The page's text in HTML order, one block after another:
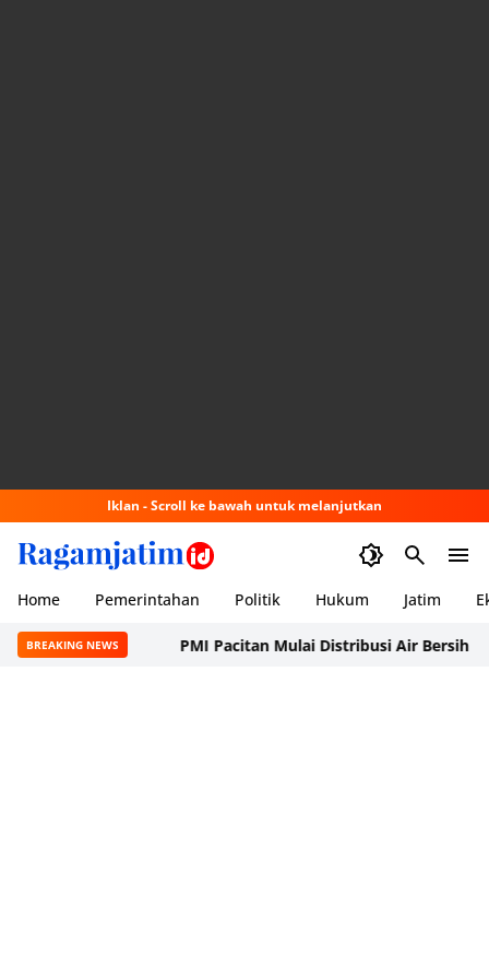
Iklan - Scroll ke bawah untuk melanjutkan
Home Pemerintahan Politik Hukum Jatim
BREAKING NEWS PMI Pacitan Mulai Distribusi Air Bersih ke